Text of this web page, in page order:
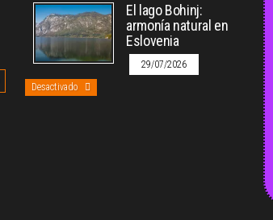
El lago Bohinj:
armonía natural en
Eslovenia
29/07/2026
Desactivado